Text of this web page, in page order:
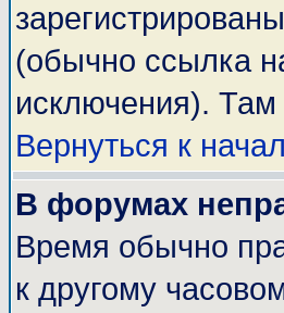
(обычно ссылка
исключения). Там
Вернуться к
В форумах
Время обычно
к другому